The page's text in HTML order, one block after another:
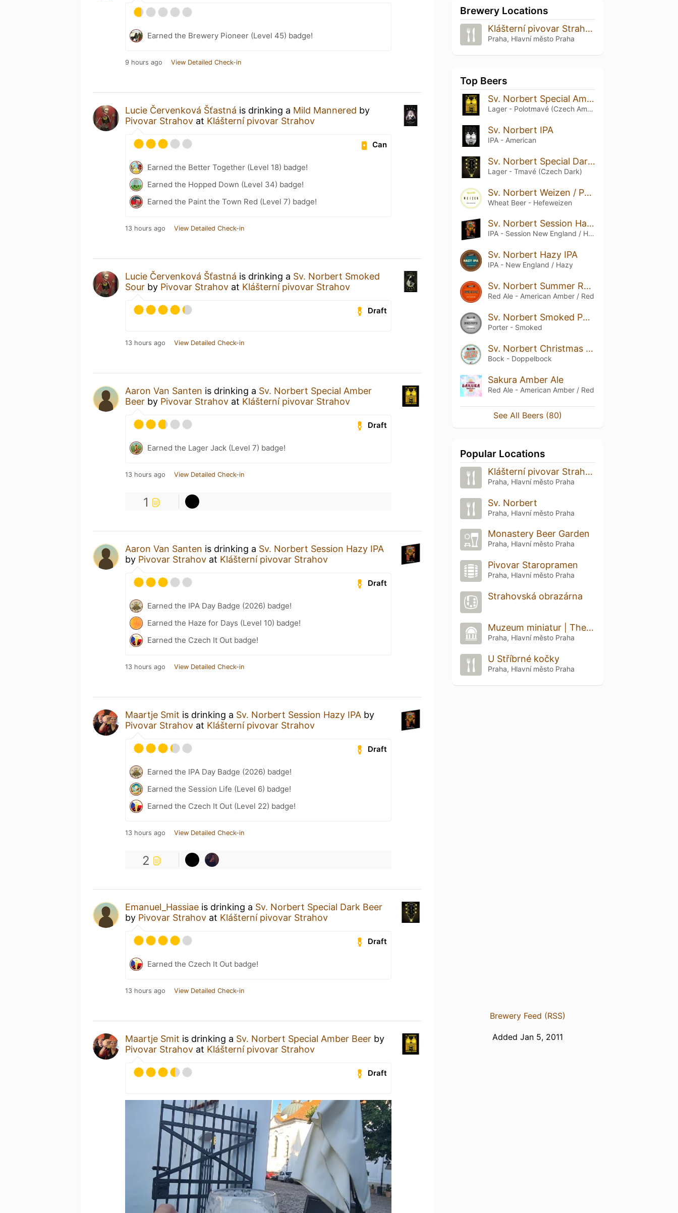
Earned the Brewery Pioneer (Level 45) badge!
9 hours ago View Detailed Check-in
Lucie Červenková Šťastná is drinking a Mild Mannered by
Pivovar Strahov at Klášterní pivovar Strahov
Can
Earned the Better Together (Level 18) badge!
Earned the Hopped Down (Level 34) badge!
Earned the Paint the Town Red (Level 7) badge!
13 hours ago View Detailed Check-in
Lucie Červenková Šťastná is drinking a Sv. Norbert Smoked
Sour by Pivovar Strahov at Klášterní pivovar Strahov
Draft
13 hours ago View Detailed Check-in
Aaron Van Santen is drinking a Sv. Norbert Special Amber
Beer by Pivovar Strahov at Klášterní pivovar Strahov
Draft
Earned the Lager Jack (Level 7) badge!
13 hours ago View Detailed Check-in
1
Aaron Van Santen is drinking a Sv. Norbert Session Hazy IPA
by Pivovar Strahov at Klášterní pivovar Strahov
Draft
Earned the IPA Day Badge (2026) badge!
Earned the Haze for Days (Level 10) badge!
Earned the Czech It Out badge!
13 hours ago View Detailed Check-in
Maartje Smit is drinking a Sv. Norbert Session Hazy IPA by
Pivovar Strahov at Klášterní pivovar Strahov
Draft
Earned the IPA Day Badge (2026) badge!
Earned the Session Life (Level 6) badge!
Earned the Czech It Out (Level 22) badge!
13 hours ago View Detailed Check-in
2
Emanuel_Hassiae is drinking a Sv. Norbert Special Dark Beer
by Pivovar Strahov at Klášterní pivovar Strahov
Draft
Earned the Czech It Out badge!
13 hours ago View Detailed Check-in
Maartje Smit is drinking a Sv. Norbert Special Amber Beer by
Pivovar Strahov at Klášterní pivovar Strahov
Draft
Brewery Locations
Klášterní pivovar Strahov
Praha, Hlavní město Praha
Top Beers
Sv. Norbert Special Amber Beer
Lager - Polotmavé (Czech Amber)
Sv. Norbert IPA
IPA - American
Sv. Norbert Special Dark Beer
Lager - Tmavé (Czech Dark)
Sv. Norbert Weizen / Pšeničné
Wheat Beer - Hefeweizen
Sv. Norbert Session Hazy IPA
IPA - Session New England / Hazy
Sv. Norbert Hazy IPA
IPA - New England / Hazy
Sv. Norbert Summer Red Ale
Red Ale - American Amber / Red
Sv. Norbert Smoked Porter
Porter - Smoked
Sv. Norbert Christmas Doppelbock / Vánoční speciál
Bock - Doppelbock
Sakura Amber Ale
Red Ale - American Amber / Red
See All Beers (80)
Popular Locations
Klášterní pivovar Strahov
Praha, Hlavní město Praha
Sv. Norbert
Praha, Hlavní město Praha
Monastery Beer Garden
Praha, Hlavní město Praha
Pivovar Staropramen
Praha, Hlavní město Praha
Strahovská obrazárna
Muzeum miniatur | The Museum of Miniatures (Muzeum miniatur)
Praha, Hlavní město Praha
U Stříbrné kočky
Praha, Hlavní město Praha
Brewery Feed (RSS)
Added Jan 5, 2011